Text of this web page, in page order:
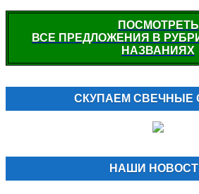
ПОСМОТРЕТЬ
ВСЕ ПРЕДЛОЖЕНИЯ В
НАЗВАНИЯХ
СКУПАЕМ СВЕЧНЫЕ
НАШИ